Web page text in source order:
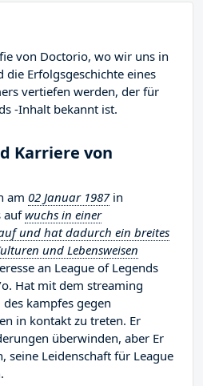
von Doctorio, wo wir uns in
die Erfolgsgeschichte eines
vertiefen werden, der für
-Inhalt bekannt ist.
Karriere von
am 02 Januar 1987in
aufwuchs in einer
und hat dadurch ein breites
und Lebensweisen
an League of Legends
Hat mit dem streaming
kampfes gegen
in kontakt zu treten. Er
überwinden, aber Er
seine Leidenschaft für League